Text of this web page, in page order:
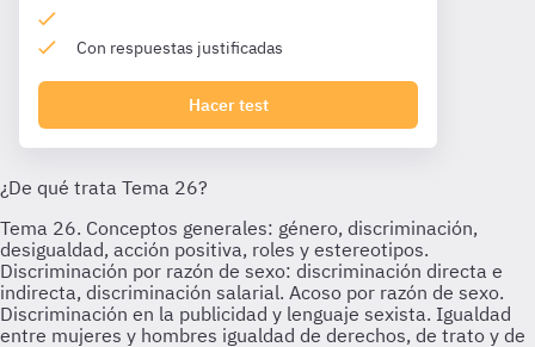
Con respuestas justificadas
Hacer test